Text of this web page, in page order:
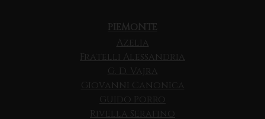
PIEMONTE
Azelia
Fratelli Alessandria
G. D. Vajra
Giovanni Canonica
Guido Porro
Rivella Serafino